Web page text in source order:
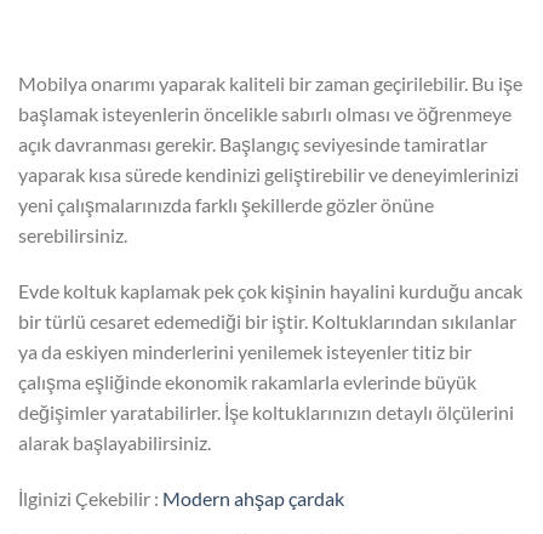
Mobilya onarımı yaparak kaliteli bir zaman geçirilebilir. Bu işe
başlamak isteyenlerin öncelikle sabırlı olması ve öğrenmeye
açık davranması gerekir. Başlangıç seviyesinde tamiratlar
yaparak kısa sürede kendinizi geliştirebilir ve deneyimlerinizi
yeni çalışmalarınızda farklı şekillerde gözler önüne
serebilirsiniz.
Evde koltuk kaplamak pek çok kişinin hayalini kurduğu ancak
bir türlü cesaret edemediği bir iştir. Koltuklarından sıkılanlar
ya da eskiyen minderlerini yenilemek isteyenler titiz bir
çalışma eşliğinde ekonomik rakamlarla evlerinde büyük
değişimler yaratabilirler. İşe koltuklarınızın detaylı ölçülerini
alarak başlayabilirsiniz.
İlginizi Çekebilir : Modern ahşap çardak